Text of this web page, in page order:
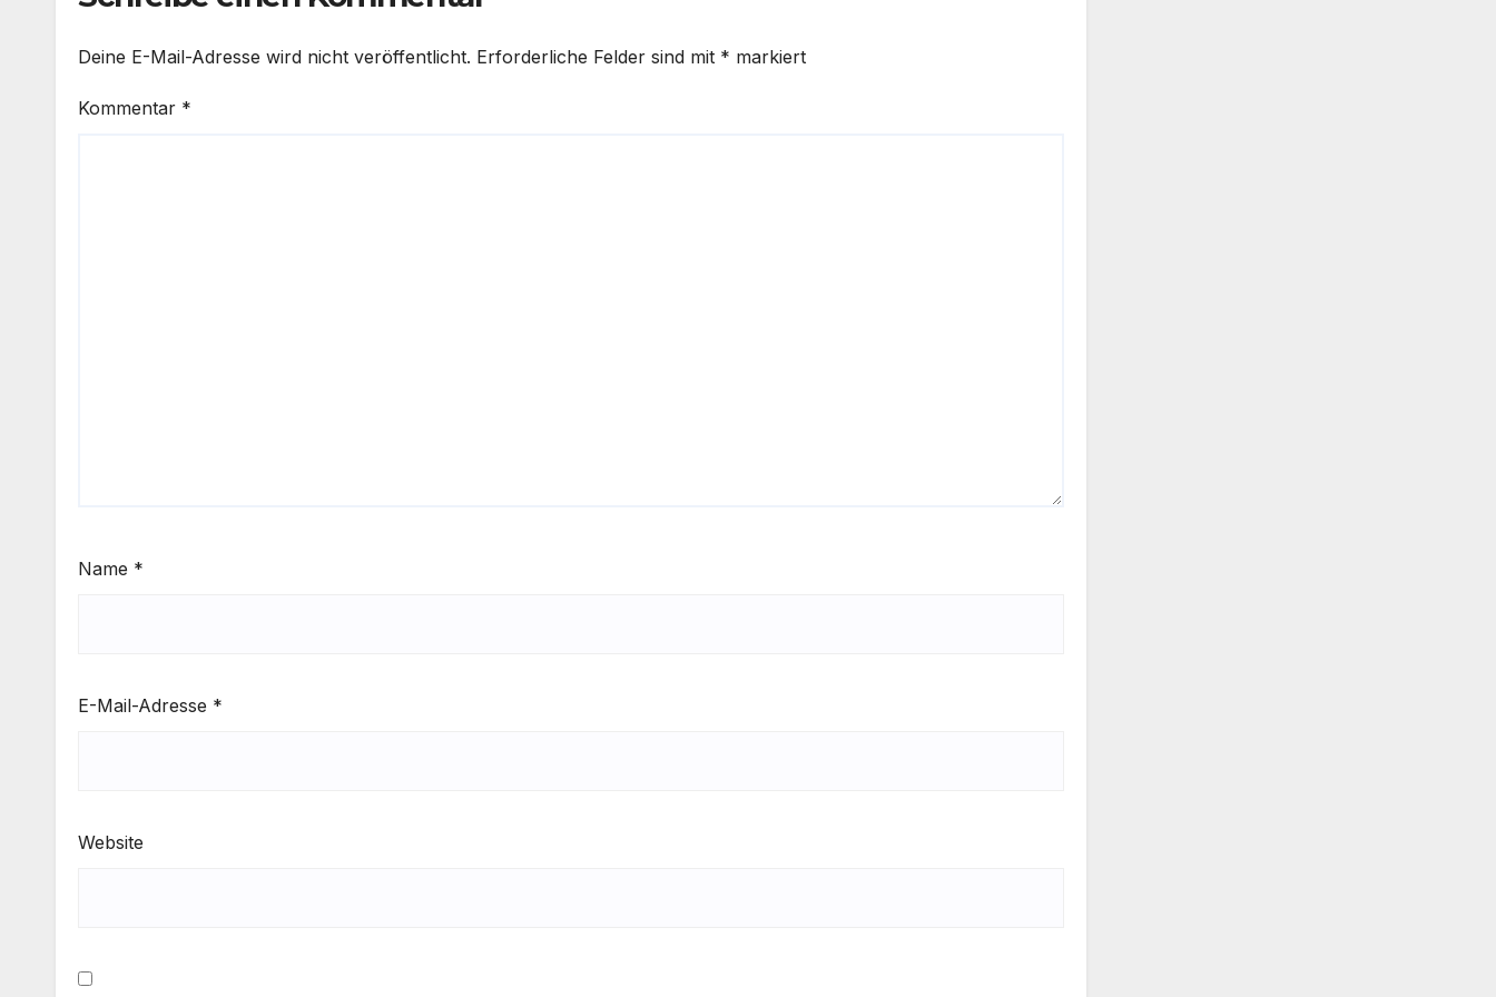
Deine E-Mail-Adresse wird nicht veröffentlicht. Erforderliche Felder sind mit * markiert
Kommentar *
Name *
E-Mail-Adresse *
Website